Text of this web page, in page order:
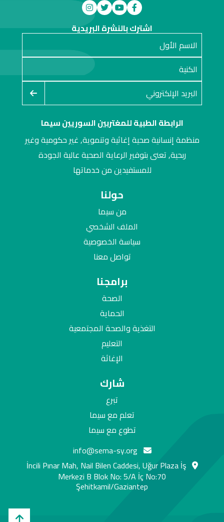
الرابطة الطبية للمغتربين السوريين سيما
منظمة إنسانية صحية إغاثية وتنموية, غير حكومية وغير
ربحية, تعنى بتوفير الرعاية الصحية عالية الجودة
للمستفيدين من خدماتها
info@sema-sy.org
İncili Pınar Mah, Nail Bilen Caddesi, Uğur Plaza İş
Merkezi B Blok No: 5/A İç No:70
Şehitkamil/Gaziantep
اشترك بالنشرة البريدية
حولنا
من سيما
الملف الشخصي
سياسة الخصوصية
تواصل معنا
برامجنا
الصحة
الحماية
التغذية والصحة المجتمعية
التعليم
الإغاثة
شارك
تبرع
تعلم مع سيما
تطوع مع سيما